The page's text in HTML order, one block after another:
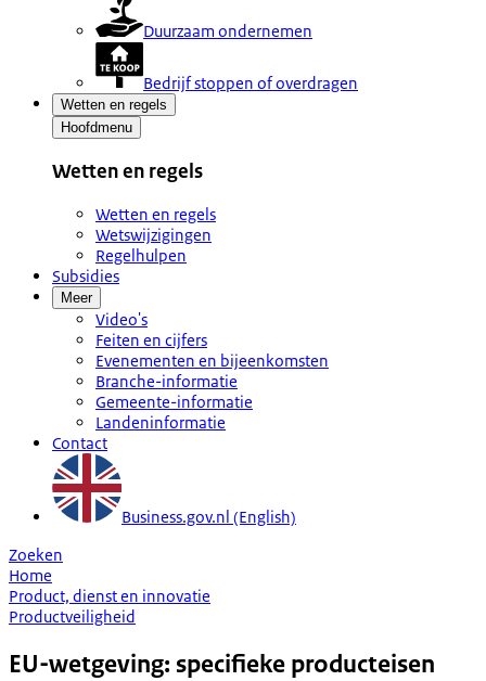
Duurzaam ondernemen
Bedrijf stoppen of overdragen
Wetten en regels
Hoofdmenu
Wetten en regels
Wetten en regels
Wetswijzigingen
Regelhulpen
Subsidies
Meer
Video's
Feiten en cijfers
Evenementen en bijeenkomsten
Branche-informatie
Gemeente-informatie
Landeninformatie
Contact
Business.gov.nl (English)
Zoeken
Home
Product, dienst en innovatie
Productveiligheid
EU-wetgeving: specifieke producteisen